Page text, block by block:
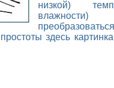
низкой)
здесь